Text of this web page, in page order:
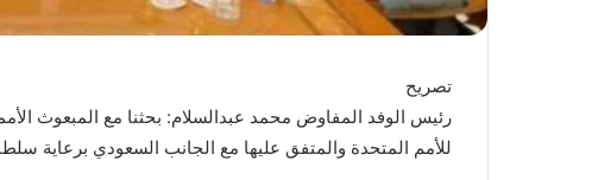
تصريح
رئيس الوفد المفاوض محمد عبدالسلام: بحثنا مع المبعوث
للأمم المتحدة والمتفق عليها مع الجانب السعودي برعاية